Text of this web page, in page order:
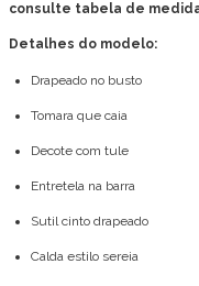
consulte tabela de
Detalhes do modelo:
Drapeado no busto
Tomara que caia
Decote com tule
Entretela na barra
Sutil cinto drapeado
Calda estilo sereia